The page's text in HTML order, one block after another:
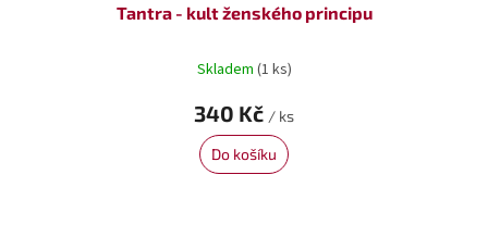
Tantra - kult ženského principu
Skladem (1 ks)
340 Kč / ks
Do košíku